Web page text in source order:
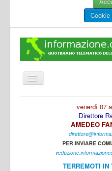
Cambia
navigazione
venerdì 07
Direttore
AMEDEO
PER INVIARE
r
TERREMOTI IN